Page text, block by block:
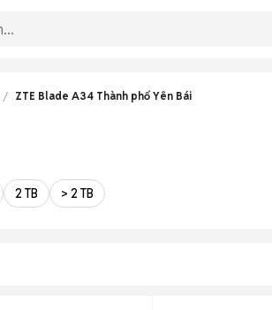
ZTE Blade A34 Thành phố Yên Bái
2 TB > 2 TB